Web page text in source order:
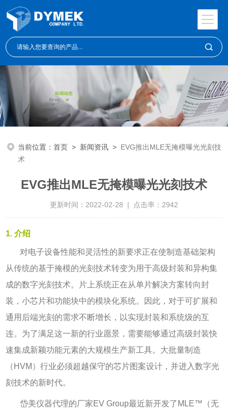
当前位置：首页 > 新闻资讯 > EVG推出MLE无掩模曝光光刻技
术
EVG推出MLE无掩模曝光光刻技术
更新时间：2022-02-28 | 点击率：2942
1. 介绍
对电子设备性能和灵活性的新要求正在使制造基础架构
从传统的基于掩模的光刻技术转变为用于高级封装和异构集
成的数字光刻技术。片上系统正在从单片解决方案转向封
装，小芯片和功能块中的模块化系统。因此，对于可扩展和
通用后端光刻的需求不断增长，以实现封装和系统级的互
连。为了满足这一新的行业愿景，需要能够通过高级封装快
速集成新颖功能元素的大规模生产新工具。大批量制造
（ HVM ）行业必须超越保守的芯片图案设计，并进入数字光
刻技术的新时代。
岱美仪器代理的厂家EV Group最近新开发了 MLE™ （无